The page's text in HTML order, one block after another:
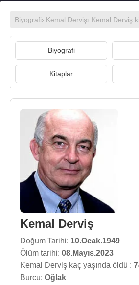
Biyografi› Kemal Derviş› Kemal Derviş
Biyografi
Kitaplar
Kemal Derviş
Doğum Tarihi: 10.Ocak.1949
Ölüm tarihi: 08.Mayıs.2023
Kemal Derviş kaç yaşında öldü :
Burcu: Oğlak